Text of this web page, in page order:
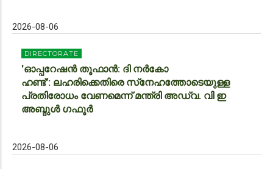
2026-08-06
DIRECTORATE
'ഓപ്പറേഷൻ തൂഫാൻ: ദി നർകോ
ഹണ്ട്': ലഹരിക്കെതിരെ സ്‌നേഹത്തോടെയുള്ള
പ്രതിരോധം വേണമെന്ന് മന്ത്രി അഡ്വ. വി ഇ
അബ്ദുൾ ഗഫൂർ
2026-08-06